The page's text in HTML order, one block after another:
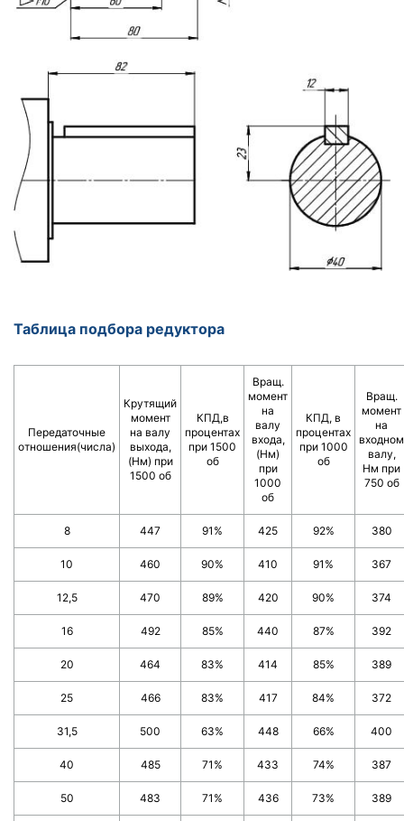
Таблица подбора редуктора
Передаточные
отношения(числа)
Крутящий
момент
на валу
выхода,
(Нм) при
1500 об
КПД,в
процентах
при 1500
об
Вращ.
момент
на
валу
входа,
(Нм)
при
1000
об
КПД, в
процентах
при 1000
об
Вращ.
момент
на
входном
валу,
Нм при
750 об
8 447 91% 425 92% 380
10 460 90% 410 91% 367
12,5 470 89% 420 90% 374
16 492 85% 440 87% 392
20 464 83% 414 85% 389
25 466 83% 417 84% 372
31,5 500 63% 448 66% 400
40 485 71% 433 74% 387
50 483 71% 436 73% 389